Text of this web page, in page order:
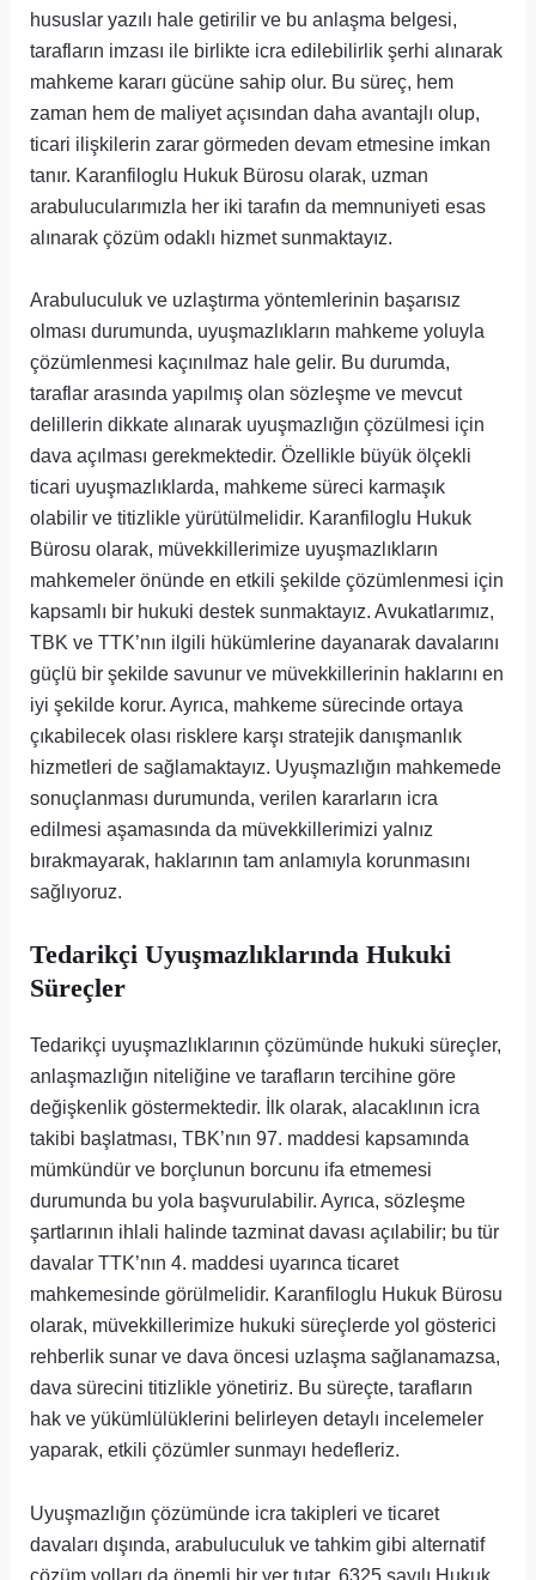
hususlar yazılı hale getirilir ve bu anlaşma belgesi,
tarafların imzası ile birlikte icra edilebilirlik şerhi alınarak
mahkeme kararı gücüne sahip olur. Bu süreç, hem
zaman hem de maliyet açısından daha avantajlı olup,
ticari ilişkilerin zarar görmeden devam etmesine imkan
tanır. Karanfiloglu Hukuk Bürosu olarak, uzman
arabulucularımızla her iki tarafın da memnuniyeti esas
alınarak çözüm odaklı hizmet sunmaktayız.
Arabuluculuk ve uzlaştırma yöntemlerinin başarısız
olması durumunda, uyuşmazlıkların mahkeme yoluyla
çözümlenmesi kaçınılmaz hale gelir. Bu durumda,
taraflar arasında yapılmış olan sözleşme ve mevcut
delillerin dikkate alınarak uyuşmazlığın çözülmesi için
dava açılması gerekmektedir. Özellikle büyük ölçekli
ticari uyuşmazlıklarda, mahkeme süreci karmaşık
olabilir ve titizlikle yürütülmelidir. Karanfiloglu Hukuk
Bürosu olarak, müvekkillerimize uyuşmazlıkların
mahkemeler önünde en etkili şekilde çözümlenmesi için
kapsamlı bir hukuki destek sunmaktayız. Avukatlarımız,
TBK ve TTK’nın ilgili hükümlerine dayanarak davalarını
güçlü bir şekilde savunur ve müvekkillerinin haklarını en
iyi şekilde korur. Ayrıca, mahkeme sürecinde ortaya
çıkabilecek olası risklere karşı stratejik danışmanlık
hizmetleri de sağlamaktayız. Uyuşmazlığın mahkemede
sonuçlanması durumunda, verilen kararların icra
edilmesi aşamasında da müvekkillerimizi yalnız
bırakmayarak, haklarının tam anlamıyla korunmasını
sağlıyoruz.
Tedarikçi Uyuşmazlıklarında Hukuki
Süreçler
Tedarikçi uyuşmazlıklarının çözümünde hukuki süreçler,
anlaşmazlığın niteliğine ve tarafların tercihine göre
değişkenlik göstermektedir. İlk olarak, alacaklının icra
takibi başlatması, TBK’nın 97. maddesi kapsamında
mümkündür ve borçlunun borcunu ifa etmemesi
durumunda bu yola başvurulabilir. Ayrıca, sözleşme
şartlarının ihlali halinde tazminat davası açılabilir; bu tür
davalar TTK’nın 4. maddesi uyarınca ticaret
mahkemesinde görülmelidir. Karanfiloglu Hukuk Bürosu
olarak, müvekkillerimize hukuki süreçlerde yol gösterici
rehberlik sunar ve dava öncesi uzlaşma sağlanamazsa,
dava sürecini titizlikle yönetiriz. Bu süreçte, tarafların
hak ve yükümlülüklerini belirleyen detaylı incelemeler
yaparak, etkili çözümler sunmayı hedefleriz.
Uyuşmazlığın çözümünde icra takipleri ve ticaret
davaları dışında, arabuluculuk ve tahkim gibi alternatif
çözüm yolları da önemli bir yer tutar. 6325 sayılı Hukuk